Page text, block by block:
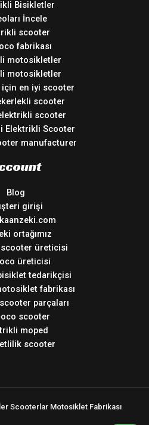
Bisikletler
İncele
scooter
fabrikası
motosikletler
motosikletler
en iyi scooter
scooter
scooter
Elektrikli Scooter
manufacturer
Blog
girişi
ortağımız
üreticisi
üreticisi
tedarikçisi
fabrikası
parçaları
scooter
moped
scooter
Scooterlar Motosiklet Fabrikası